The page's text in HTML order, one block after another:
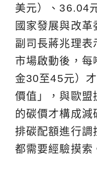
美元）、36.04
國家發展與改革
副司長蔣兆理表
市場啟動後，
金30至45元）
價值」，與歐盟
的碳價才構成減
排碳配額進行調
都需要經驗摸索